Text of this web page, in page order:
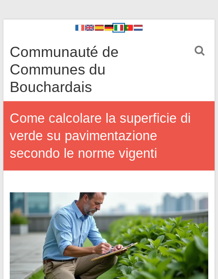
Communauté de
Communes du
Bouchardais
Come calcolare la superficie di
verde su pavimentazione
secondo le norme vigenti